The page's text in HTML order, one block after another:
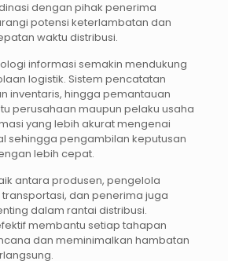
dengan pihak penerima
potensi keterlambatan dan
waktu distribusi.
informasi semakin mendukung
logistik. Sistem pencatatan
inventaris, hingga pemantauan
perusahaan maupun pelaku usaha
yang lebih akurat mengenai
sehingga pengambilan keputusan
lebih cepat.
antara produsen, pengelola
dan penerima juga
dalam rantai distribusi.
membantu setiap tahapan
dan meminimalkan hambatan